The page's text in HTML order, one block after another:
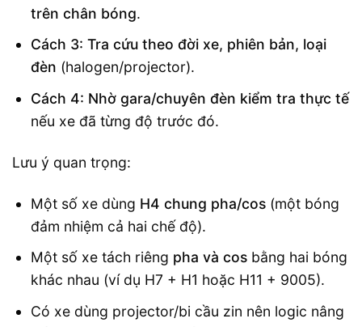
trên chân bóng.
Cách 3: Tra cứu theo đời xe, phiên bản, loại
đèn (halogen/projector).
Cách 4: Nhờ gara/chuyên đèn kiểm tra thực tế
nếu xe đã từng độ trước đó.
Lưu ý quan trọng:
Một số xe dùng H4 chung pha/cos(một bóng
đảm nhiệm cả hai chế độ).
Một số xe tách riêng pha và cosbằng hai bóng
khác nhau (ví dụ H7 + H1 hoặc H11 + 9005).
Có xe dùng projector/bi cầu zin nên logic nâng